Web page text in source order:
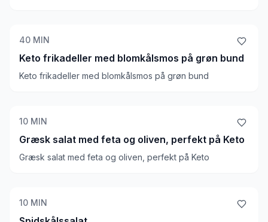
fedt i retten
40 MIN
Keto frikadeller med blomkålsmos på grøn bund
Keto frikadeller med blomkålsmos på grøn bund
10 MIN
Græsk salat med feta og oliven, perfekt på Keto
Græsk salat med feta og oliven, perfekt på Keto
10 MIN